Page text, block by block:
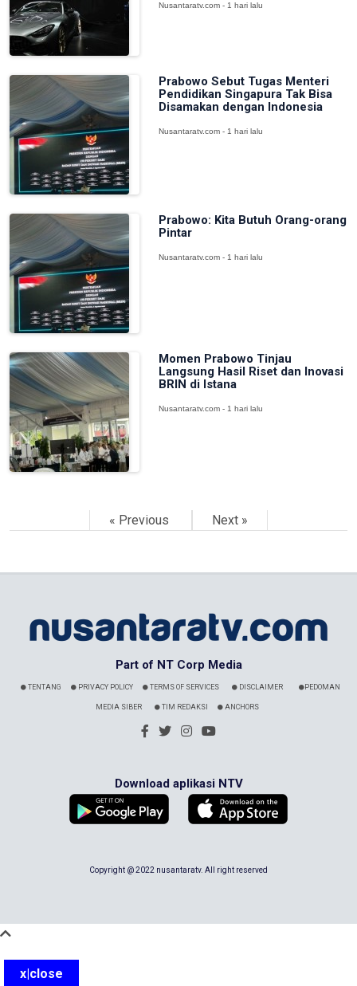
Nusantaratv.com - 1 hari lalu
Prabowo Sebut Tugas Menteri
Pendidikan Singapura Tak Bisa
Disamakan dengan Indonesia
Nusantaratv.com - 1 hari lalu
Prabowo: Kita Butuh Orang-orang
Pintar
Nusantaratv.com - 1 hari lalu
Momen Prabowo Tinjau
Langsung Hasil Riset dan Inovasi
BRIN di Istana
Nusantaratv.com - 1 hari lalu
« Previous Next »
Part of NT Corp Media
TENTANG PRIVACY POLICY TERMS OF SERVICES DISCLAIMER PEDOMAN
MEDIA SIBER TIM REDAKSI ANCHORS
Download aplikasi NTV
Copyright @ 2022 nusantaratv. All right reserved
x|close